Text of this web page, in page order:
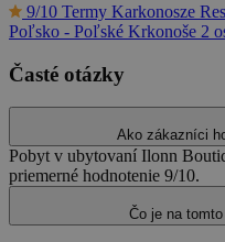
9/10 Termy Karkonosze
Poľsko - Poľské Krkonoše 2
Časté otázky
Ako zákazníci
Pobyt v ubytovaní Ilonn
priemerné hodnotenie 9/10.
Čo je na